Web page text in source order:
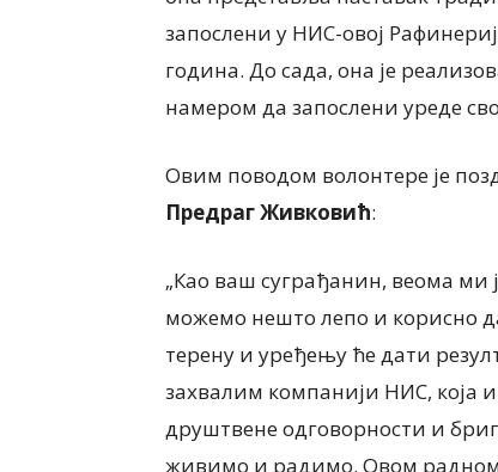
запослени у НИС-овој
година. До сада, она је
намером да запослени уреде
Овим поводом волонтере је
Предраг Живковић:
„Као ваш суграђанин, веома ми
можемо нешто лепо и корисно
терену и уређењу ће дати
захвалим компанији НИС, која
друштвене одговорности и
живимо и радимо. Овом
ИНТЕРВЈУ